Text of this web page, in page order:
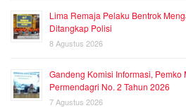
Lima Remaja Pelaku Bentrok
Ditangkap Polisi
8 Agustus 2026
Gandeng Komisi Informasi, Pemko
Permendagri No. 2 Tahun 2026
7 Agustus 2026